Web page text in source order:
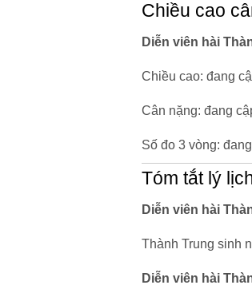
Chiều cao
Diễn viên hài
Chiều cao: đang
Cân nặng: đang
Số đo 3 vòng:
Tóm tắt lý
Diễn viên hài
Thành Trung sinh
Diễn viên hài